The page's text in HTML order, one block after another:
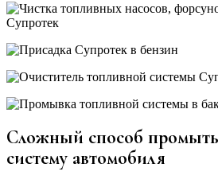
Сложный способ
систему автомобиля